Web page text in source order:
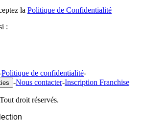
la Politique de Confidentialité
:
Politique de confidentialité-
-Nous contacter-Inscription Franchise
droit réservés.